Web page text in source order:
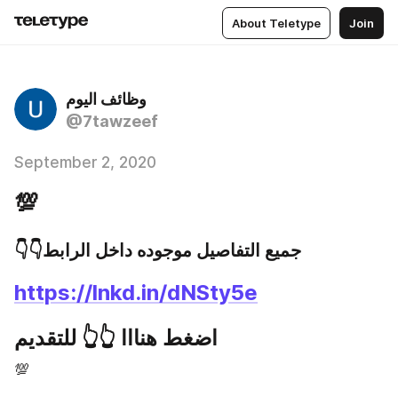
About Teletype Join
وظائف اليوم
@7tawzeef
September 2, 2020
💯
https://lnkd.in/dNSty5e
اضغط هنااا 👆👆 للتقديم
💯